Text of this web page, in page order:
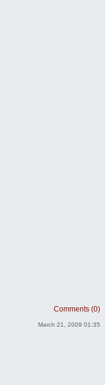
Comments (0)
March 21, 2009 01:35